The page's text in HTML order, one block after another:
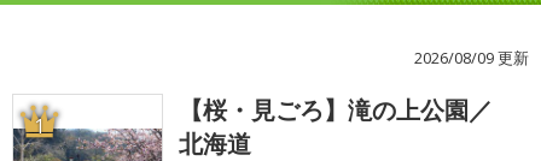
2026/08/09 更新
1
【桜・見ごろ】滝の上公園／
北海道